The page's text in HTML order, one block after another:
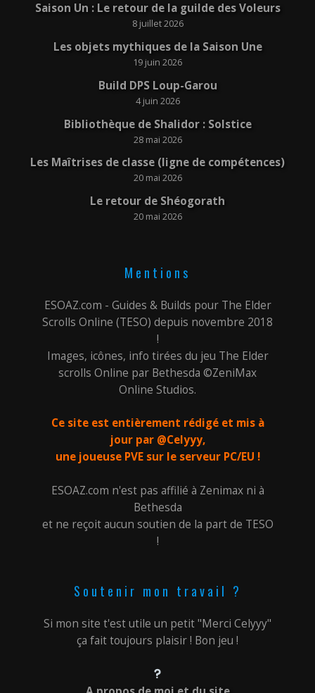
Saison Un : Le retour de la guilde des Voleurs
8 juillet 2026
Les objets mythiques de la Saison Une
19 juin 2026
Build DPS Loup-Garou
4 juin 2026
Bibliothèque de Shalidor : Solstice
28 mai 2026
Les Maîtrises de classe (ligne de compétences)
20 mai 2026
Le retour de Shéogorath
20 mai 2026
Mentions
ESOAZ.com - Guides & Builds pour The Elder
Scrolls Online (TESO) depuis novembre 2018
!
Images, icônes, info tirées du jeu The Elder
scrolls Online par Bethesda ©ZeniMax
Online Studios.
Ce site est entièrement rédigé et mis à
jour par @Celyyy,
une joueuse PVE sur le serveur PC/EU !
ESOAZ.com n'est pas affilié à Zenimax ni à
Bethesda
et ne reçoit aucun soutien de la part de TESO
!
Soutenir mon travail ?
Si mon site t'est utile un petit "Merci Celyyy"
ça fait toujours plaisir ! Bon jeu !